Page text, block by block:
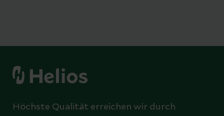
Höchste Qualität erreichen wir durch